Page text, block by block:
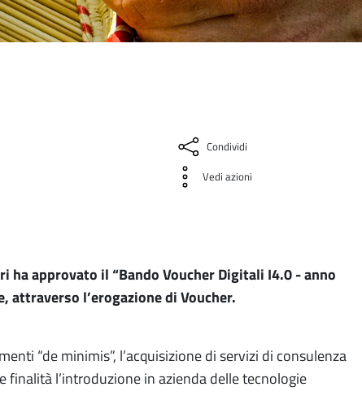
Condividi
Vedi azioni
ha approvato il “Bando Voucher Digitali I4.0 - anno
attraverso l’erogazione di Voucher.
“de minimis”, l’acquisizione di servizi di consulenza
finalità l’introduzione in azienda delle tecnologie